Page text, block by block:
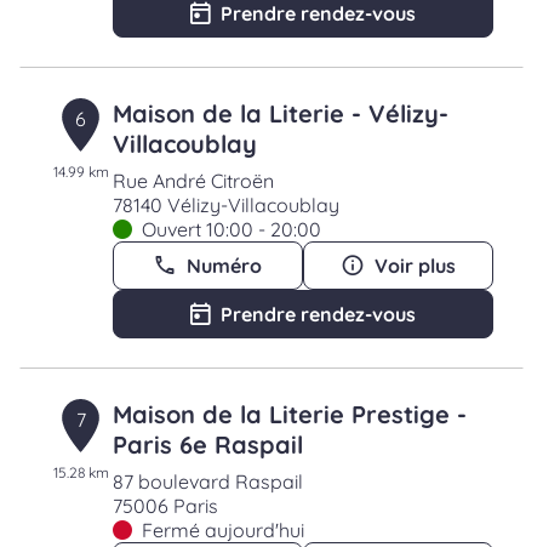
Prendre rendez-vous
6
14.99 km
Maison de la Literie - Vélizy-
Villacoublay
Rue André Citroën
78140 Vélizy-Villacoublay
Ouvert 10:00 - 20:00
Numéro
Voir plus
Prendre rendez-vous
7
15.28 km
Maison de la Literie Prestige -
Paris 6e Raspail
87 boulevard Raspail
75006 Paris
Fermé aujourd'hui